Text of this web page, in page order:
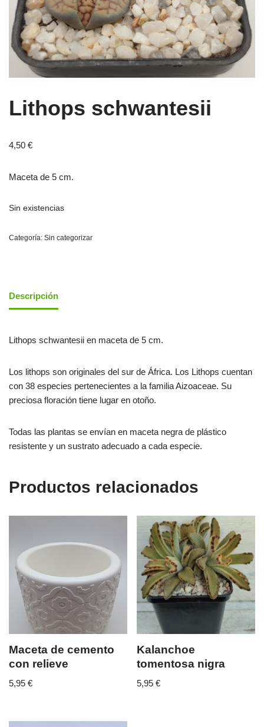
Lithops schwantesii
4,50 €
Maceta de 5 cm.
Sin existencias
Categoría: Sin categorizar
Descripción
Lithops schwantesii en maceta de 5 cm.
Los lithops son originales del sur de África. Los Lithops cuentan
con 38 especies pertenecientes a la familia Aizoaceae. Su
preciosa floración tiene lugar en otoño.
Todas las plantas se envían en maceta negra de plástico
resistente y un sustrato adecuado a cada especie.
Productos relacionados
Maceta de cemento
con relieve
5,95 €
Kalanchoe
tomentosa nigra
5,95€